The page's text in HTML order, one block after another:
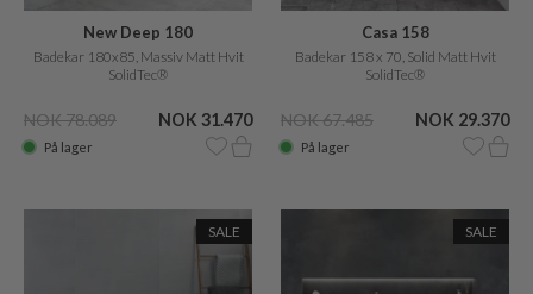
New Deep 180
Badekar 180x85, Massiv Matt Hvit
SolidTec®
NOK 78.089 NOK 31.470
På lager
Casa 158
Badekar 158 x 70, Solid Matt Hvit
SolidTec®
NOK 67.485 NOK 29.370
På lager
SALE SALE